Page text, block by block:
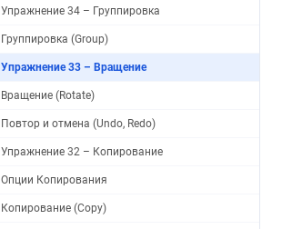
Упражнение 34 – Группировка
Группировка (Group)
Упражнение 33 – Вращение
Вращение (Rotate)
Повтор и отмена (Undo, Redo)
Упражнение 32 – Копирование
Опции Копирования
Копирование (Copy)